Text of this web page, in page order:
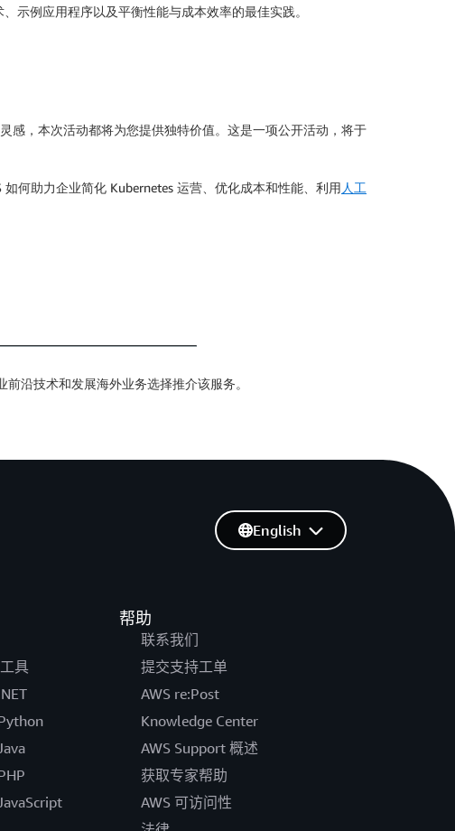
示例应用程序以及平衡性能与成本效率的最佳实践。
感，本次活动都将为您提供独特价值。这是一项公开活动，将于
何助力企业简化 Kubernetes 运营、优化成本和性能、利用 人工
沿技术和发展海外业务选择推介该服务。
具
帮助
联系我们
提交支持工单
AWS re:Post
Knowledge Center
AWS Support 概述
获取专家帮助
AWS 可访问性
English